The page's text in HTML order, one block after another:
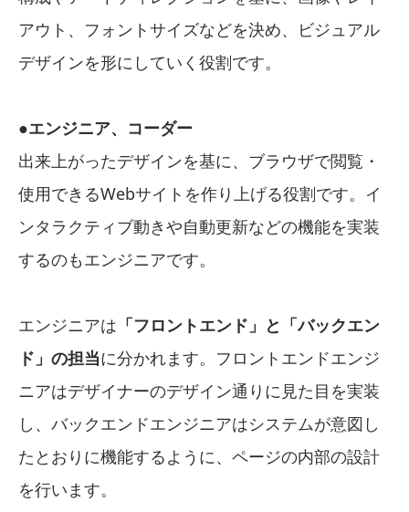
アウト、フォントサイズなどを決め、ビジュアル
デザインを形にしていく役割です。
●エンジニア、コーダー
出来上がったデザインを基に、ブラウザで閲覧・
使用できるWebサイトを作り上げる役割です。イ
ンタラクティブ動きや自動更新などの機能を実装
するのもエンジニアです。
エンジニアは 「フロントエンド」と「バックエン
ド」の担当に分かれます。フロントエンドエンジ
ニアはデザイナーのデザイン通りに見た目を実装
し、バックエンドエンジニアはシステムが意図し
たとおりに機能するように、ページの内部の設計
を行います。